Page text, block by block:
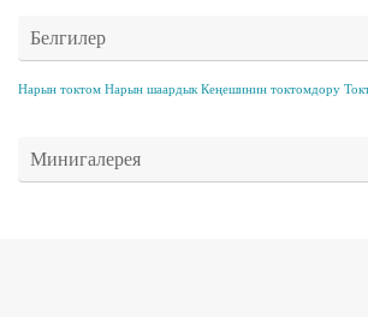
Белгилер
Нарын токтом Нарын шаардык Кеңешинин токтомдору
Минигалерея